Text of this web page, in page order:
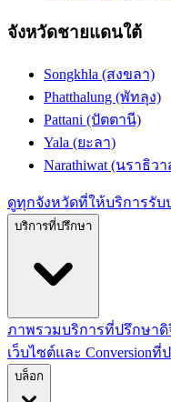
จังหวัดชายแดนใต้
Songkhla (สงขลา)
Phatthalung (พัทลุง)
Pattani (ปัตตานี)
Yala (ยะลา)
Narathiwat (นราธิวา
ดูทุกจังหวัดที่ให้บริการรับ
บริการที่ปรึกษา
ภาพรวมบริการที่ปรึกษาดิ
เว็บไซต์และ Conversionที่ป
บล็อก